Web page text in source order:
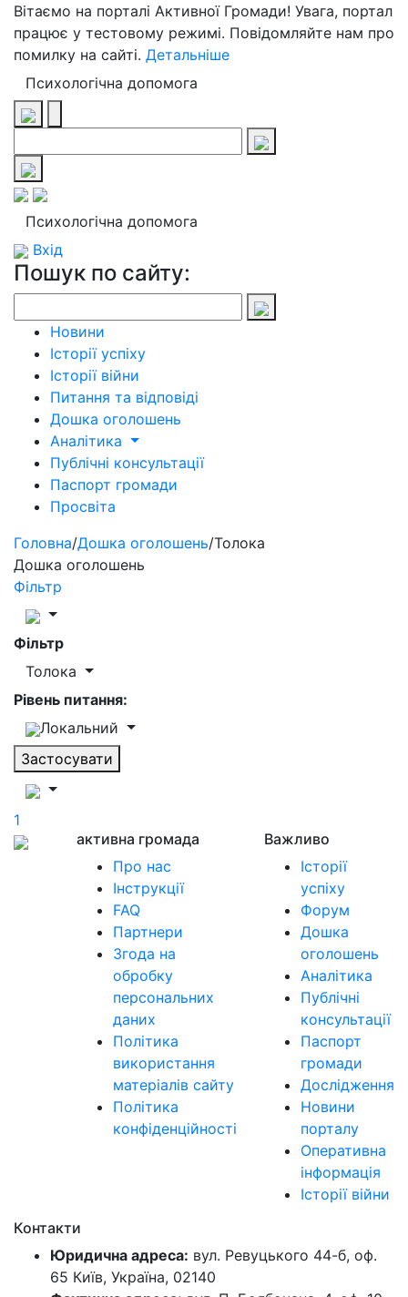
Вітаємо на порталі Активної Громади! Увага, портал
працює у тестовому режимі. Повідомляйте нам про
помилку на сайті. Детальніше
Психологічна допомога
Психологічна допомога
Вхід
Пошук по сайту:
Новини
Історії успіху
Історії війни
Питання та відповіді
Дошка оголошень
Аналітика
Публічні консультації
Паспорт громади
Просвіта
Головна/Дошка оголошень/Толока
Дошка оголошень
Фільтр
Фільтр
Толока
Рівень питання:
Локальний
Застосувати
1
активна громада
Про нас
Інструкції
FAQ
Партнери
Згода на
обробку
персональних
даних
Політика
використання
матеріалів сайту
Політика
конфіденційності
Важливо
Історії
успіху
Форум
Дошка
оголошень
Аналітика
Публічні
консультації
Паспорт
громади
Дослідження
Новини
порталу
Оперативна
інформація
Історії війни
Контакти
Юридична адреса: вул. Ревуцького 44-б, оф.
65 Київ, Україна, 02140